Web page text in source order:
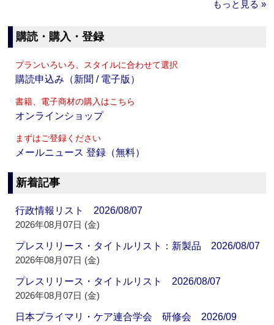
もっと見る »
購読・購入・登録
プランいろいろ、スタイルに合わせて選択
購読申込み（新聞 / 電子版）
書籍、電子商材の購入はこちら
オンラインショップ
まずはご登録ください
メールニュース 登録（無料）
新着記事
行政情報リスト 2026/08/07
2026年08月07日 (金)
プレスリリース・タイトルリスト：新製品 2026/08/07
2026年08月07日 (金)
プレスリリース・タイトルリスト 2026/08/07
2026年08月07日 (金)
日本プライマリ・ケア連合学会 研修会 2026/09